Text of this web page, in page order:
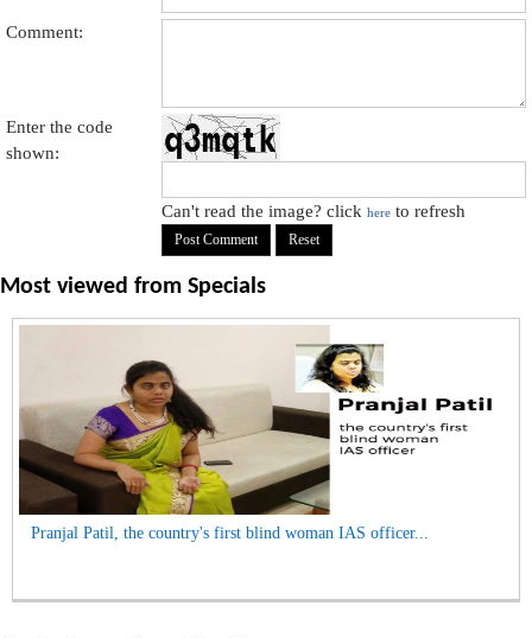
Comment:
Enter the code
shown:
Can't read the image? clickhere to refresh
Most viewed from Specials
Pranjal Patil, the country's first blind woman IAS officer...